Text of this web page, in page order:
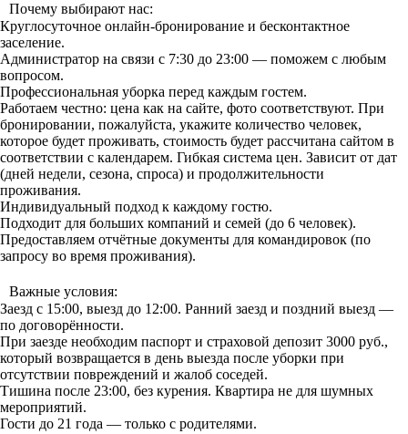
Почему выбирают нас:
Круглосуточное онлайн-бронирование и бесконтактное
заселение.
Администратор на связи с 7:30 до 23:00 — поможем с любым
вопросом.
Профессиональная уборка перед каждым гостем.
Работаем честно: цена как на сайте, фото соответствуют. При
бронировании, пожалуйста, укажите количество человек,
которое будет проживать, стоимость будет рассчитана сайтом в
соответствии с календарем. Гибкая система цен. Зависит от дат
(дней недели, сезона, спроса) и продолжительности
проживания.
Индивидуальный подход к каждому гостю.
Подходит для больших компаний и семей (до 6 человек).
Предоставляем отчётные документы для командировок (по
запросу во время проживания).
Важные условия:
Заезд с 15:00, выезд до 12:00. Ранний заезд и поздний выезд —
по договорённости.
При заезде необходим паспорт и страховой депозит 3000 руб.,
который возвращается в день выезда после уборки при
отсутствии повреждений и жалоб соседей.
Тишина после 23:00, без курения. Квартира не для шумных
мероприятий.
Гости до 21 года — только с родителями.